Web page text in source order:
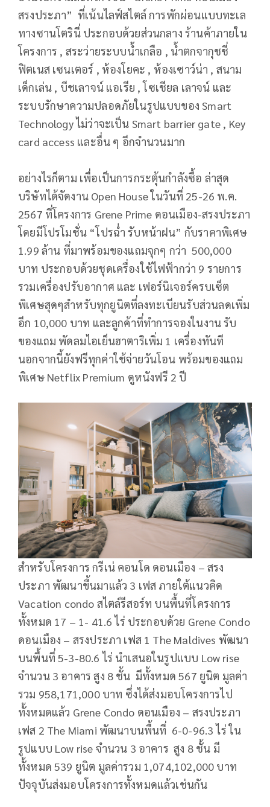
สรงประภา” ที่เน้นไลฟ์สไตล์ การพักผ่อนแบบทะเล
ทางซานโตรินี่ ประกอบด้วยส่วนกลาง ร้านค้าภายใน
โครงการ , สระว่ายระบบน้ำเกลือ , น้ำตกจากุชชี่
ฟิตเนส เซนเตอร์ , ห้องโยคะ , ห้องเซาว์น่า , สนาม
เด็กเล่น , บีชเลาจน์ แอเรีย , โซเชียล เลาจน์ และ
ระบบรักษาความปลอดภัยในรูปแบบของ Smart
Technology ไม่ว่าจะเป็น Smart barrier gate , Key
card access และอื่น ๆ อีกจำนวนมาก
อย่างไรก็ตาม เพื่อเป็นการกระตุ้นกำลังซื้อ ล่าสุด
บริษัทได้จัดงาน Open House ในวันที่ 25-26 พ.ค.
2567 ที่โครงการ Grene Prime ดอนเมือง-สรงประภา
โดยมีโปรโมชั่น “โปรฉ่ำ รับหน้าฝน” กับราคาพิเศษ
1.99 ล้าน ที่มาพร้อมของแถมจุกๆ กว่า 500,000
บาท ประกอบด้วยชุดเครื่องใช้ไฟฟ้ากว่า 9 รายการ
รวมเครื่องปรับอากาศ และ เฟอร์นิเจอร์ครบเซ็ต
พิเศษสุดๆสำหรับทุกยูนิตที่ลงทะเบียนรับส่วนลดเพิ่ม
อีก 10,000 บาท และลูกค้าที่ทำการจองในงาน รับ
ของแถม พัดลมไอเย็นฮาตาริเพิ่ม 1 เครื่องทันที
นอกจากนี้ยังฟรีทุกค่าใช้จ่ายวันโอน พร้อมของแถม
พิเศษ Netflix Premium ดูหนังฟรี 2 ปี
สำหรับโครงการ กรีเน่ คอนโด ดอนเมือง – สรง
ประภา พัฒนาขึ้นมาแล้ว 3 เฟส ภายใต้แนวคิด
Vacation condo สไตล์รีสอร์ท บนพื้นที่โครงการ
ทั้งหมด 17 – 1- 41.6 ไร่ ประกอบด้วย Grene Condo
ดอนเมือง – สรงประภา เฟส 1 The Maldives พัฒนา
บนพื้นที่ 5-3-80.6 ไร่ นำเสนอในรูปแบบ Low rise
จำนวน 3 อาคาร สูง 8 ชั้น มีทั้งหมด 567 ยูนิต มูลค่า
รวม 958,171,000 บาท ซึ่งได้ส่งมอบโครงการไป
ทั้งหมดแล้ว Grene Condo ดอนเมือง – สรงประภา
เฟส 2 The Miami พัฒนาบนพื้นที่ 6-0-96.3 ไร่ ใน
รูปแบบ Low rise จำนวน 3 อาคาร สูง 8 ชั้น มี
ทั้งหมด 539 ยูนิต มูลค่ารวม 1,074,102,000 บาท
ปัจจุบันส่งมอบโครงการทั้งหมดแล้วเช่นกัน